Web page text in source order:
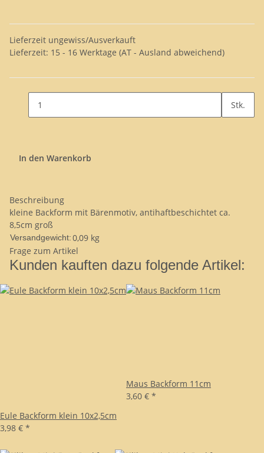
Lieferzeit ungewiss/Ausverkauft
Lieferzeit: 15 - 16 Werktage (AT - Ausland abweichend)
Stk.
In den Warenkorb
Beschreibung
kleine Backform mit Bärenmotiv, antihaftbeschichtet ca.
8,5cm groß
Versandgewicht:0,09 kg
Frage zum Artikel
Kunden kauften dazu folgende Artikel:
Eule Backform klein 10x2,5cm
3,98 € *
Maus Backform 11cm
3,60 € *